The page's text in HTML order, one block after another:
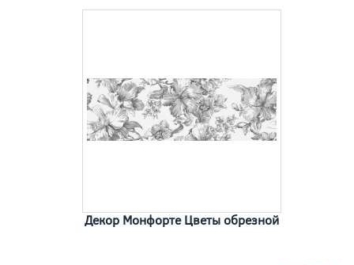
Декор Монфорте Цветы обрезной